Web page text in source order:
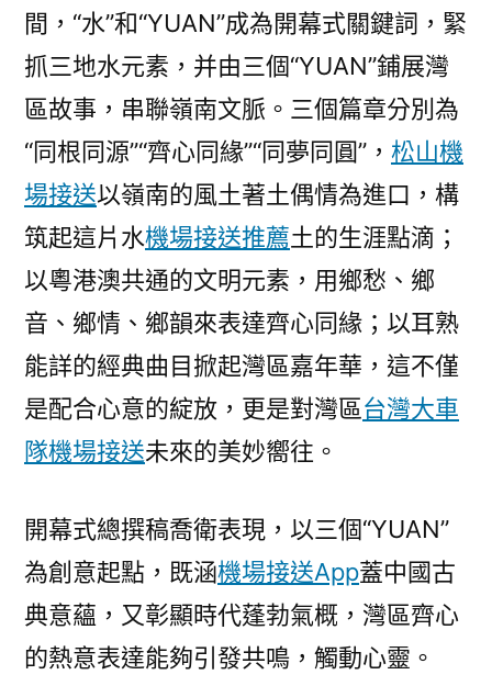
間，“水”和“YUAN”成為開幕式關鍵詞，緊
抓三地水元素，并由三個“YUAN”鋪展灣
區故事，串聯嶺南文脈。三個篇章分別為
“同根同源”“齊心同緣”“同夢同圓”， 松山機
場接送以嶺南的風土著土偶情為進口，構
筑起這片水機場接送推薦土的生涯點滴；
以粵港澳共通的文明元素，用鄉愁、鄉
音、鄉情、鄉韻來表達齊心同緣；以耳熟
能詳的經典曲目掀起灣區嘉年華，這不僅
是配合心意的綻放，更是對灣區台灣大車
隊機場接送未來的美妙嚮往。
開幕式總撰稿喬衛表現，以三個“YUAN”
為創意起點，既涵機場接送App蓋中國古
典意蘊，又彰顯時代蓬勃氣概，灣區齊心
的熱意表達能夠引發共鳴，觸動心靈。